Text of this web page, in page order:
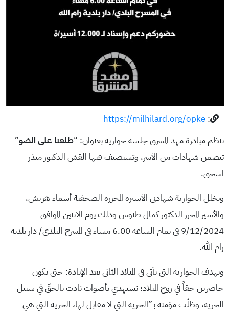
:
https://milhilard.org/opke
تنظم مبادرة مهد المشرق جلسة حوارية بعنوان: “طلعنا على الضو”
تتضمن شهادات من الأسر، وتستضيف فيها القسّ الدكتور منذر
اسحق.
ويخلل الحوارية شهادتي الأسيرة المحررة الصحفية أسماء هريش،
والأسير المحرر الدكتور كمال طنوس وذلك يوم الاثنين الموافق
9/12/2024 في تمام الساعة 6.00 مساء في المسرح البلدي/ دار بلدية
رام الله.
وتهدف الحوارية التي تأتي في الميلاد الثاني بعد الإبادة: حتى نكون
حاضرين حقاً في روح الميلاد؛ نستهدي بأصوات نادت بالحقّ في سبيل
الحرية، وظلّت مؤمنة بـ”الحرية التي لا مقابل لها، الحرية التي هي